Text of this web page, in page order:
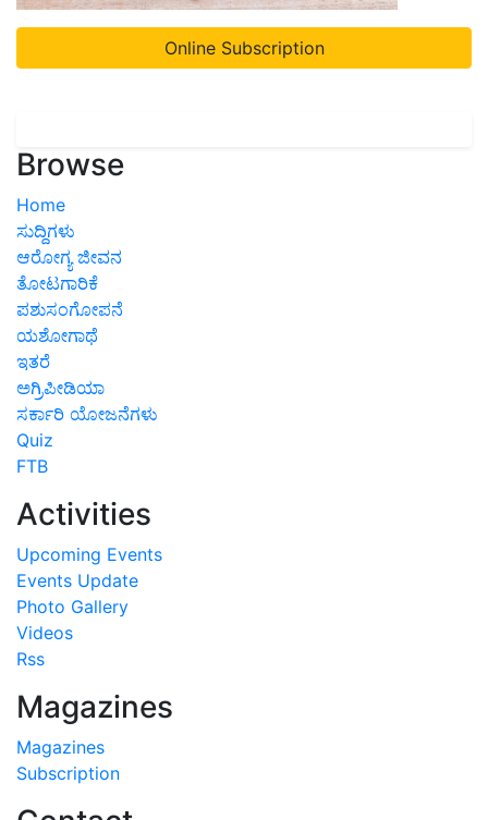
Online Subscription
Browse
Home
ಸುದ್ದಿಗಳು
ಆರೋಗ್ಯ ಜೀವನ
ತೋಟಗಾರಿಕೆ
ಪಶುಸಂಗೋಪನೆ
ಯಶೋಗಾಥೆ
ಇತರೆ
ಅಗ್ರಿಪೀಡಿಯಾ
ಸರ್ಕಾರಿ ಯೋಜನೆಗಳು
Quiz
FTB
Activities
Upcoming Events
Events Update
Photo Gallery
Videos
Rss
Magazines
Magazines
Subscription